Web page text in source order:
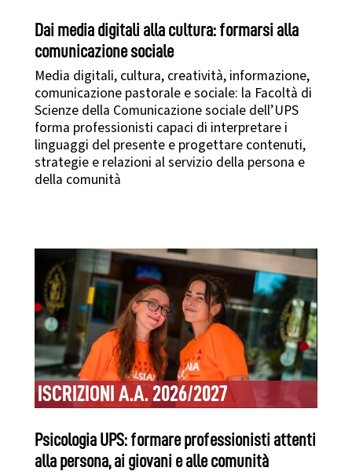
Dai media digitali alla cultura: formarsi alla
comunicazione sociale
Media digitali, cultura, creatività, informazione,
comunicazione pastorale e sociale: la Facoltà di
Scienze della Comunicazione sociale dell’UPS
forma professionisti capaci di interpretare i
linguaggi del presente e progettare contenuti,
strategie e relazioni al servizio della persona e
della comunità
ISCRIZIONI A.A. 2026/2027
Psicologia UPS: formare professionisti attenti
alla persona, ai giovani e alle comunità